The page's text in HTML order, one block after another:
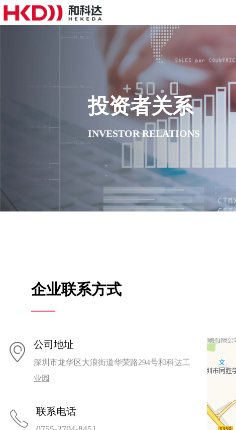
投资者关系
INVESTOR RELATIONS
企业联系方式
——
ꀷ 公司地址
深圳市龙华区大浪街道华荣路294号和科达工
业园
ꂅ 联系电话